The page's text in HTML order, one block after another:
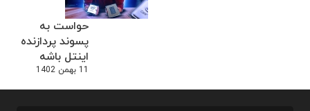
حواست به
پسوند پردازنده
اینتل باشه
11 بهمن 1402